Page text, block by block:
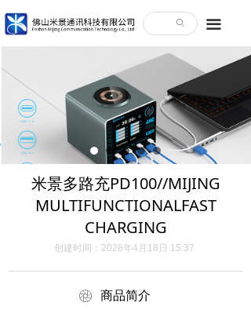
끀
ꄙ
米景多路充PD100//MIJING
MULTIFUNCTIONALFAST
CHARGING
商品简介
创建时间： 2026年4月18日 15:37
ꁵ